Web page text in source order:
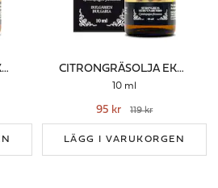
PEPPARMINTOLJA EKO ETERISK CITRONGRÄSOLJA EKO ETERISK
10 ml
95 kr 119 kr
LÄGG I VARUKORGEN